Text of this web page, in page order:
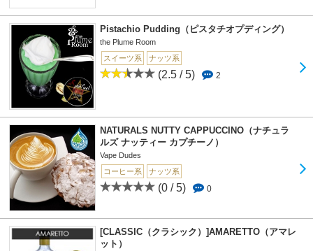
Pistachio Pudding（ピスタチオプディング）
the Plume Room
スイーツ系
ナッツ系
(2.5 / 5) 2
NATURALS NUTTY CAPPUCCINO（ナチュラ
ルズ ナッティー カプチーノ）
Vape Dudes
コーヒー系
ナッツ系
(0 / 5) 0
[CLASSIC（クラシック）]AMARETTO（アマレ
ット）